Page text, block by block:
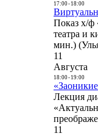
17:00- 18:00
Показ х/ф
театра и
мин.)
11
Августа
18:00- 19:00
Лекция
11